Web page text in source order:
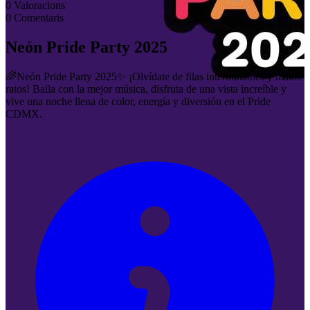
0 Valoracions
0 Comentaris
Neón Pride Party 2025
🌈Neón Pride Party 2025✨ ¡Olvídate de filas interminables y malos
ratos! Baila con la mejor música, disfruta de una vista increíble y
vive una noche llena de color, energía y diversión en el Pride
CDMX.